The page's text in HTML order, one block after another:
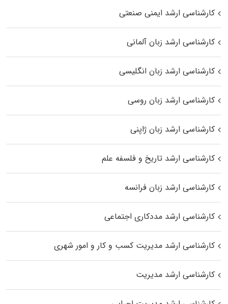
کارشناسی ارشد ایمنی صنعتی
کارشناسی ارشد زبان آلمانی
کارشناسی ارشد زبان انگلیسی
کارشناسی ارشد زبان روسی
کارشناسی ارشد زبان ژاپنی
کارشناسی ارشد تاریخ و فلسفه علم
کارشناسی ارشد زبان فرانسه
کارشناسی ارشد مددکاری اجتماعی
کارشناسی ارشد مدیریت کسب و کار و امور شهری
کارشناسی ارشد مدیریت